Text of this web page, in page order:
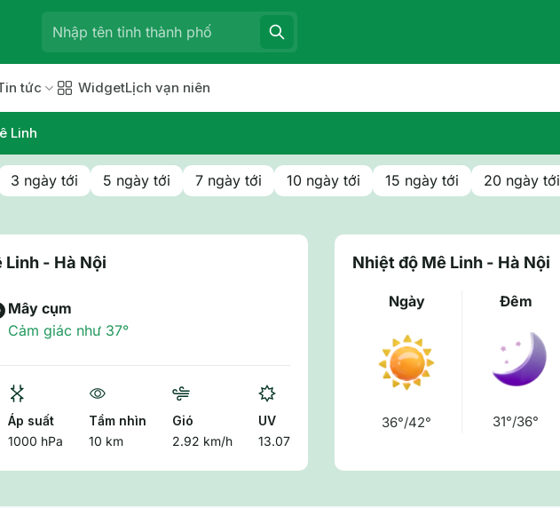
tức WidgetLịch vạn niên
Linh
3 ngày tới 5 ngày tới 7 ngày tới 10 ngày tới 15 ngày tới 20 ngày tới
- Hà Nội
Mây cụm
Cảm giác như 37°
Áp suất
1000 hPa
Tầm nhìn
10 km
Gió
2.92 km/h
UV
13.07
Nhiệt độ Mê Linh - Hà Nội
Ngày
36°/42°
Đêm
31°/36°